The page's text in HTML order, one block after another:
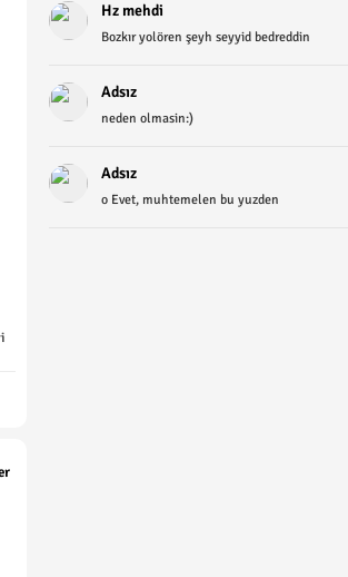
Hz mehdi
Bozkır yolören şeyh seyyid bedreddin
Adsız
neden olmasin:)
Adsız
o Evet, muhtemelen bu yuzden